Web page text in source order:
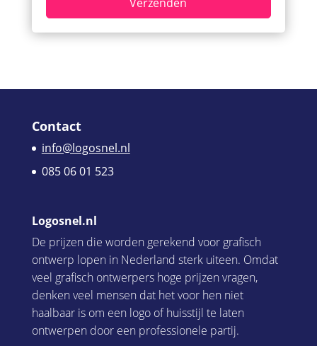
Contact
info@logosnel.nl
085 06 01 523
Logosnel.nl
De prijzen die worden gerekend voor grafisch
ontwerp lopen in Nederland sterk uiteen. Omdat
veel grafisch ontwerpers hoge prijzen vragen,
denken veel mensen dat het voor hen niet
haalbaar is om een logo of huisstijl te laten
ontwerpen door een professionele partij.